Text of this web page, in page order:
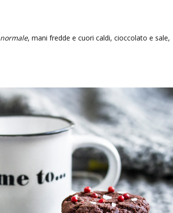
normale, mani fredde e cuori caldi, cioccolato e sale,